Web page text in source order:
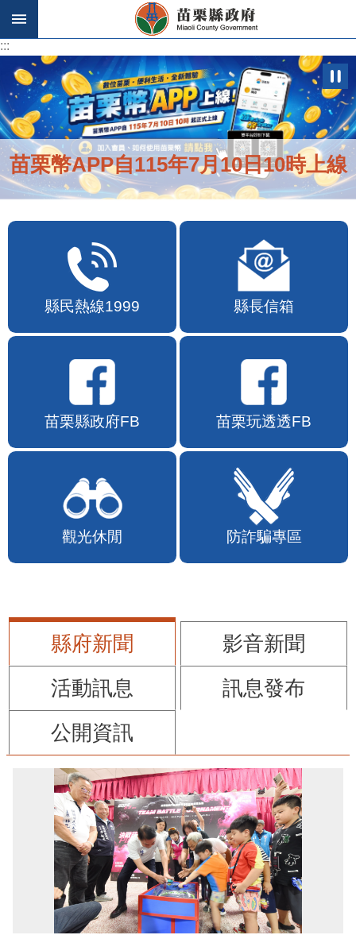
跳到主要內容區塊
:::
便民快e通2.0自即日起啟用
縣民熱線1999 縣長信箱
苗栗縣政府FB 苗栗玩透透FB
觀光休閒 防詐騙專區
縣府新聞
影音新聞
活動訊息
訊息發布
公開資訊